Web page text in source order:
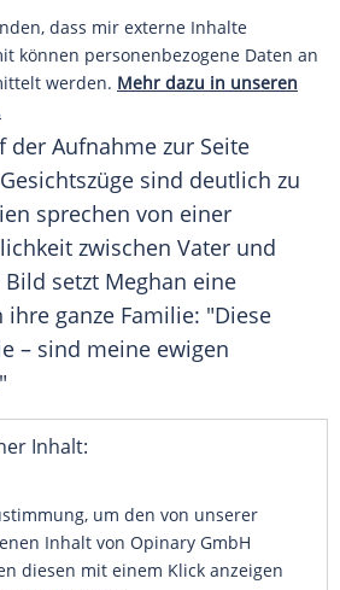
dass mir externe Inhalte
können personenbezogene Daten an
werden. Mehr dazu in unseren
der Aufnahme zur Seite
sind deutlich zu
sprechen von einer
zwischen Vater und
setzt Meghan eine
ganze Familie: "Diese
– sind meine ewigen
Inhalt:
um den von unserer
Inhalt von Opinary GmbH
diesen mit einem Klick anzeigen